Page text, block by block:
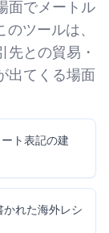
面でメートル
ツールは、
との貿易・
出てくる場面
ト表記の建
れた海外レシ